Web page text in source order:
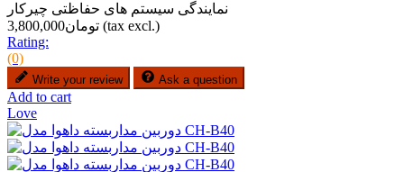
نمایندگی سیستم های حفاظتی چیرکار
تومان3,800,000 (tax excl.)
Rating:
(0)
Write your review Ask a question
Add to cart
Love